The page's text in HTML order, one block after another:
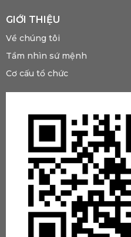
GIỚI THIỆU
Về chúng tôi
Tầm nhìn sứ mệnh
Cơ cấu tổ chức